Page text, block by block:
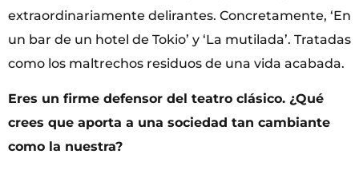
extraordinariamente delirantes. Concretamente, ‘En
un bar de un hotel de Tokio’ y ‘La mutilada’. Tratadas
como los maltrechos residuos de una vida acabada.
Eres un firme defensor del teatro clásico. ¿Qué
crees que aporta a una sociedad tan cambiante
como la nuestra?